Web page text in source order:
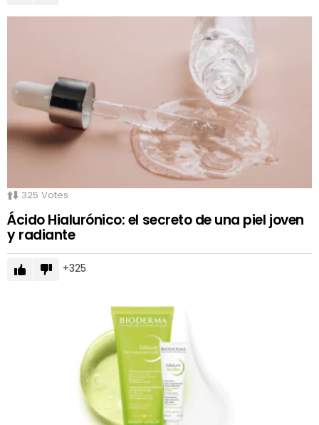
325 Votes
Ácido Hialurónico: el secreto de una piel joven
y radiante
325